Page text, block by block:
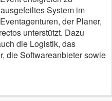
System im
der Planer,
unterstützt. Dazu
die Logistik, das
die Softwareanbieter sowie